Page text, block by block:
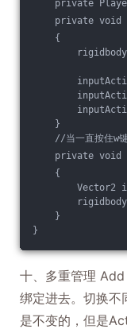
private
private void
{
rigidbody =
inputActions
}
//当一直按住w键
private void
{
Vector2
}
}
十、多重管理
绑定进去。切换
是不变的，但是